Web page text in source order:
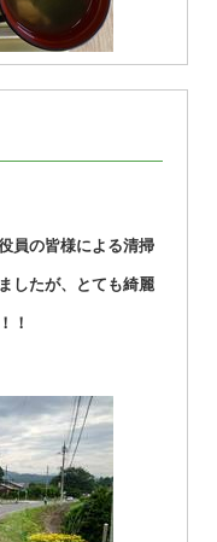
員の皆様による清掃
したが、とても綺麗
！